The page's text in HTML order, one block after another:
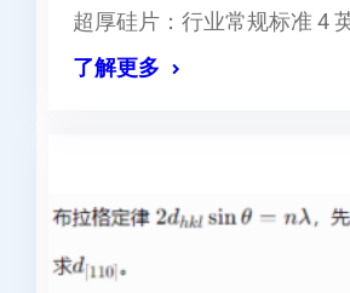
超厚硅片：行业常规标准 4
了解更多